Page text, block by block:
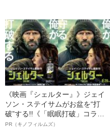
《映画『シェルター』》ジェイ
ソン・ステイサムがお盆を“打
破”する!!《「眠眠打破」コラ
ボ》
PR（キノフィルムズ）